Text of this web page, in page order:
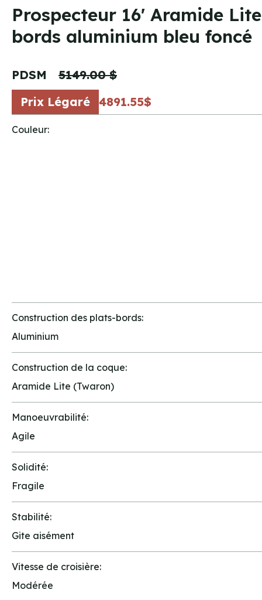
Prospecteur 16' Aramide
bords aluminium bleu foncé
PDSM
5149.00 $
Prix Légaré 4891.55$
Couleur:
Construction des plats-bords:
Aluminium
Construction de la coque:
Aramide Lite (Twaron)
Manoeuvrabilité:
Agile
Solidité:
Fragile
Stabilité:
Gite aisément
Vitesse de croisière:
Modérée